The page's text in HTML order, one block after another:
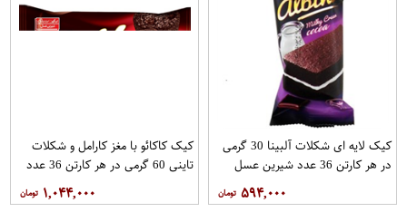
کیک لایه ای شکلات آلبینا 30 گرمی
در هر کارتن 36 عدد شیرین عسل
۵۹۴,۰۰۰
کیک کاکائو با مغز کارامل و شکلات
تاینی 60 گرمی در هر کارتن 36 عدد
۱,۰۴۴,۰۰۰